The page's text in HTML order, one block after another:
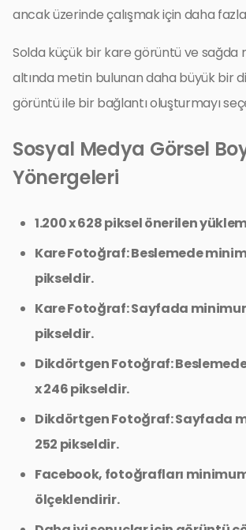
ancak üzerinde çalışmak için daha
Solda küçük bir kare görüntü ve sağda
altında metin bulunan daha büyük bir
görüntü ile bir bağlantı oluşturmayı
Sosyal Medya Görsel
Yönergeleri
1.200 x 628 piksel önerilen
Kare Fotoğraf: Beslemede
pikseldir.
Kare Fotoğraf: Sayfada minimum
pikseldir.
Dikdörtgen Fotoğraf:
x 246 pikseldir.
Dikdörtgen Fotoğraf: Sayfada
252 pikseldir.
Facebook, fotoğrafları
ölçeklendirir.